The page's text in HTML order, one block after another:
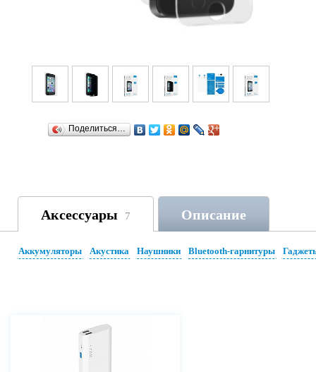
Поделиться…
Аксессуары 7 Описание
Аккумуляторы Акустика Наушники Bluetooth-гарнитуры